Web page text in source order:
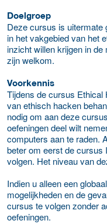
Doelgroep
Deze cursus is uitermate
in het vakgebied van het
inzicht willen krijgen in
zijn welkom.
Voorkennis
Tijdens de cursus Ethical
van ethisch hacken
nodig om aan deze
oefeningen deel wilt
computers aan te raden.
beter om eerst de cursus
volgen. Het niveau van
Indien u alleen een
mogelijkheden en de
cursus te volgen zonder
oefeningen.